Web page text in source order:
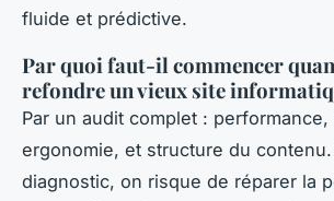
fluide et prédictive.
Par quoi faut-il commencer
refondre un vieux site
Par un audit complet :
ergonomie, et structure du contenu.
diagnostic, on risque de réparer la